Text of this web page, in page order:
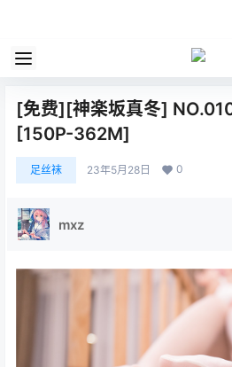
[免费][神楽坂真冬]
[150P-362M]
足丝袜 23年5月28日 0
mxz